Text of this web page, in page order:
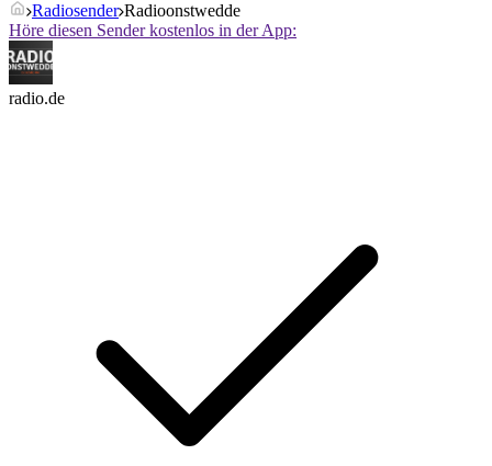
Radiosender Radioonstwedde
Höre diesen Sender kostenlos in der App:
radio.de